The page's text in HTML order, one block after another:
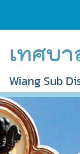
เทศบ
Wiang Sub